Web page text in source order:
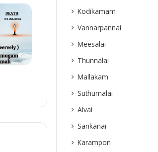
Kodikamam
Vannarpannai
Meesalai
Thunnalai
Mallakam
Suthumalai
Alvai
Sankanai
Karampon